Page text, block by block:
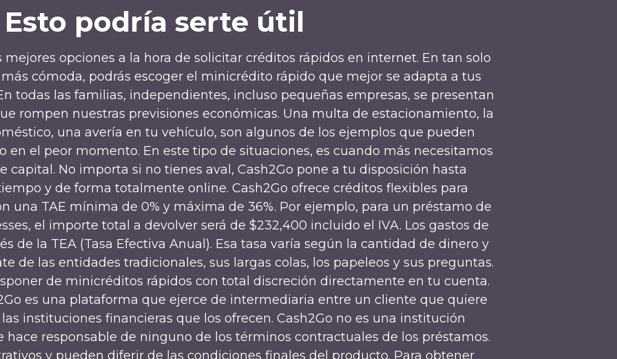
Esto podría serte útil
mejores opciones a la hora de solicitar créditos rápidos en internet. En tan solo
cómoda, podrás escoger el minicrédito rápido que mejor se adapta a tus
todas las familias, independientes, incluso pequeñas empresas, se presentan
rompen nuestras previsiones económicas. Una multa de estacionamiento, la
una avería en tu vehículo, son algunos de los ejemplos que pueden
en el peor momento. En este tipo de situaciones, es cuando más necesitamos
capital. No importa si no tienes aval, Cash2Go pone a tu disposición hasta
y de forma totalmente online. Cash2Go ofrece créditos flexibles para
una TAE mínima de 0% y máxima de 36%. Por ejemplo, para un préstamo de
el importe total a devolver será de $232,400 incluido el IVA. Los gastos de
de la TEA (Tasa Efectiva Anual). Esa tasa varía según la cantidad de dinero y
de las entidades tradicionales, sus largas colas, los papeleos y sus preguntas.
de minicréditos rápidos con total discreción directamente en tu cuenta.
es una plataforma que ejerce de intermediaria entre un cliente que quiere
instituciones financieras que los ofrecen. Cash2Go no es una institución
hace responsable de ninguno de los términos contractuales de los préstamos.
y pueden diferir de las condiciones finales del producto. Para obtener